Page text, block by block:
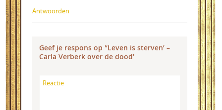
Antwoorden
Geef je respons op '‘Leven is sterven’ –
Carla Verberk over de dood'